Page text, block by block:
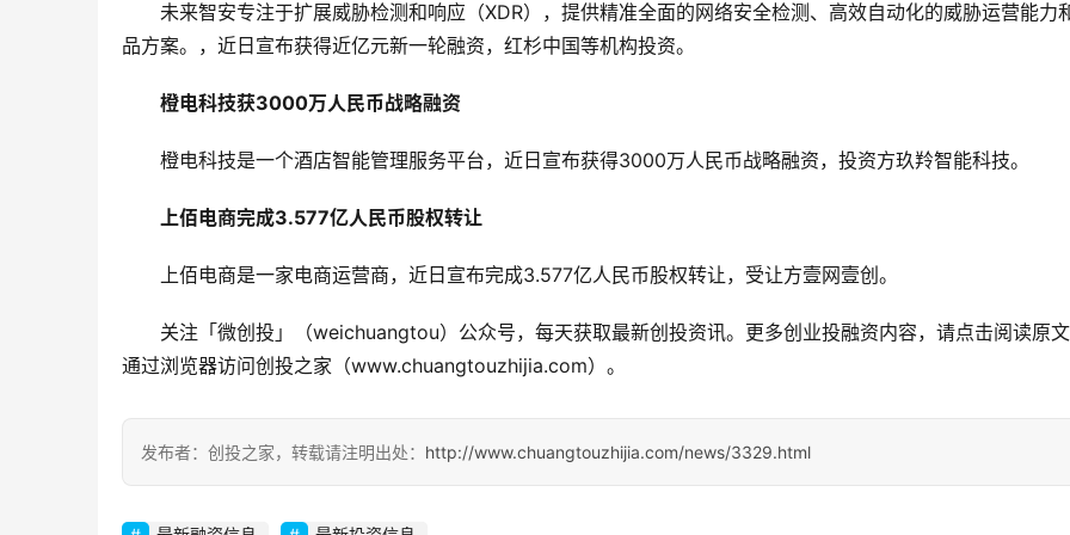
未来智安专注于扩展威胁检测和响应（XDR），提供精准全面的网络安全检测、高效自动化的威胁运营能力
品方案。，近日宣布获得近亿元新一轮融资，红杉中国等机构投资。
橙电科技获3000万人民币战略融资
橙电科技是一个酒店智能管理服务平台，近日宣布获得3000万人民币战略融资，投资方玖羚智能科技。
上佰电商完成3.577亿人民币股权转让
上佰电商是一家电商运营商，近日宣布完成3.577亿人民币股权转让，受让方壹网壹创。
关注「微创投」（weichuangtou）公众号，每天获取最新创投资讯。更多创业投融资内容，请点击阅读原
通过浏览器访问创投之家（www.chuangtouzhijia.com）。
发布者：创投之家，转载请注明出处： http://www.chuangtouzhijia.com/news/3329.html